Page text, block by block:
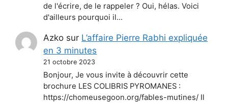
de l'écrire, de le rappeler ? Oui, hélas. Voici
d'ailleurs pourquoi il…
Azko sur L’affaire Pierre Rabhi expliquée
en 3 minutes
21 octobre 2023
Bonjour, Je vous invite à découvrir cette
brochure LES COLIBRIS PYROMANES :
https://chomeusegoon.org/fables-mutines/ Il